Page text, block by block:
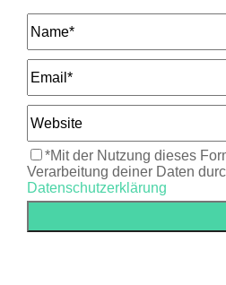
*Mit der Nutzung dieses
Verarbeitung deiner Daten
Datenschutzerklärung